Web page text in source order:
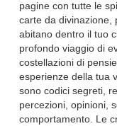
pagine con tutte le
carte da divinazione,
abitano dentro il tuo
profondo viaggio di
costellazioni di
esperienze della tua
sono codici segreti,
percezioni, opinioni,
comportamento. Le